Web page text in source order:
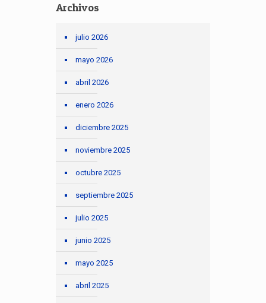
Archivos
julio 2026
mayo 2026
abril 2026
enero 2026
diciembre 2025
noviembre 2025
octubre 2025
septiembre 2025
julio 2025
junio 2025
mayo 2025
abril 2025